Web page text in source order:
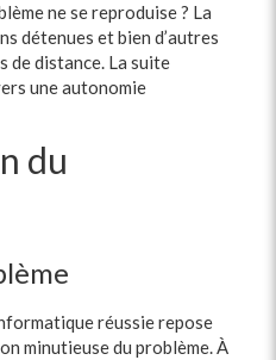
ne se reproduise ? La
détenues et bien d’autres
de distance. La suite
une autonomie
du
réussie repose
minutieuse du problème. À